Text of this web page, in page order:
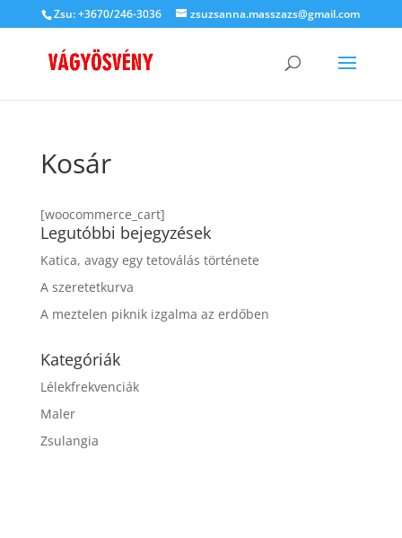
Zsu: +3670/246-3036 zsuzsanna.masszazs@gmail.com
Kosár
[woocommerce_cart]
Legutóbbi bejegyzések
Katica, avagy egy tetoválás története
A szeretetkurva
A meztelen piknik izgalma az erdőben
Kategóriák
Lélekfrekvenciák
Maler
Zsulangia